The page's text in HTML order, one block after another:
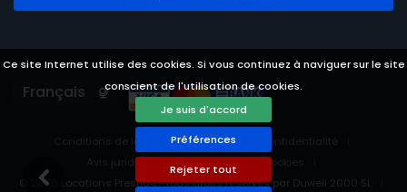
Ce site Internet utilise des cookies. Si vous continuez à naviguer sur le site
conscient de l'utilisation de cookies.
Je suis d'accord
Préférences
Rejeter tout
Languages
Conditions de location
politique de confidentialité
Avis juridique
Préférences des cookies
© 2026 Locations Prestige -Tous droits réservés par Duwell 2000 SL